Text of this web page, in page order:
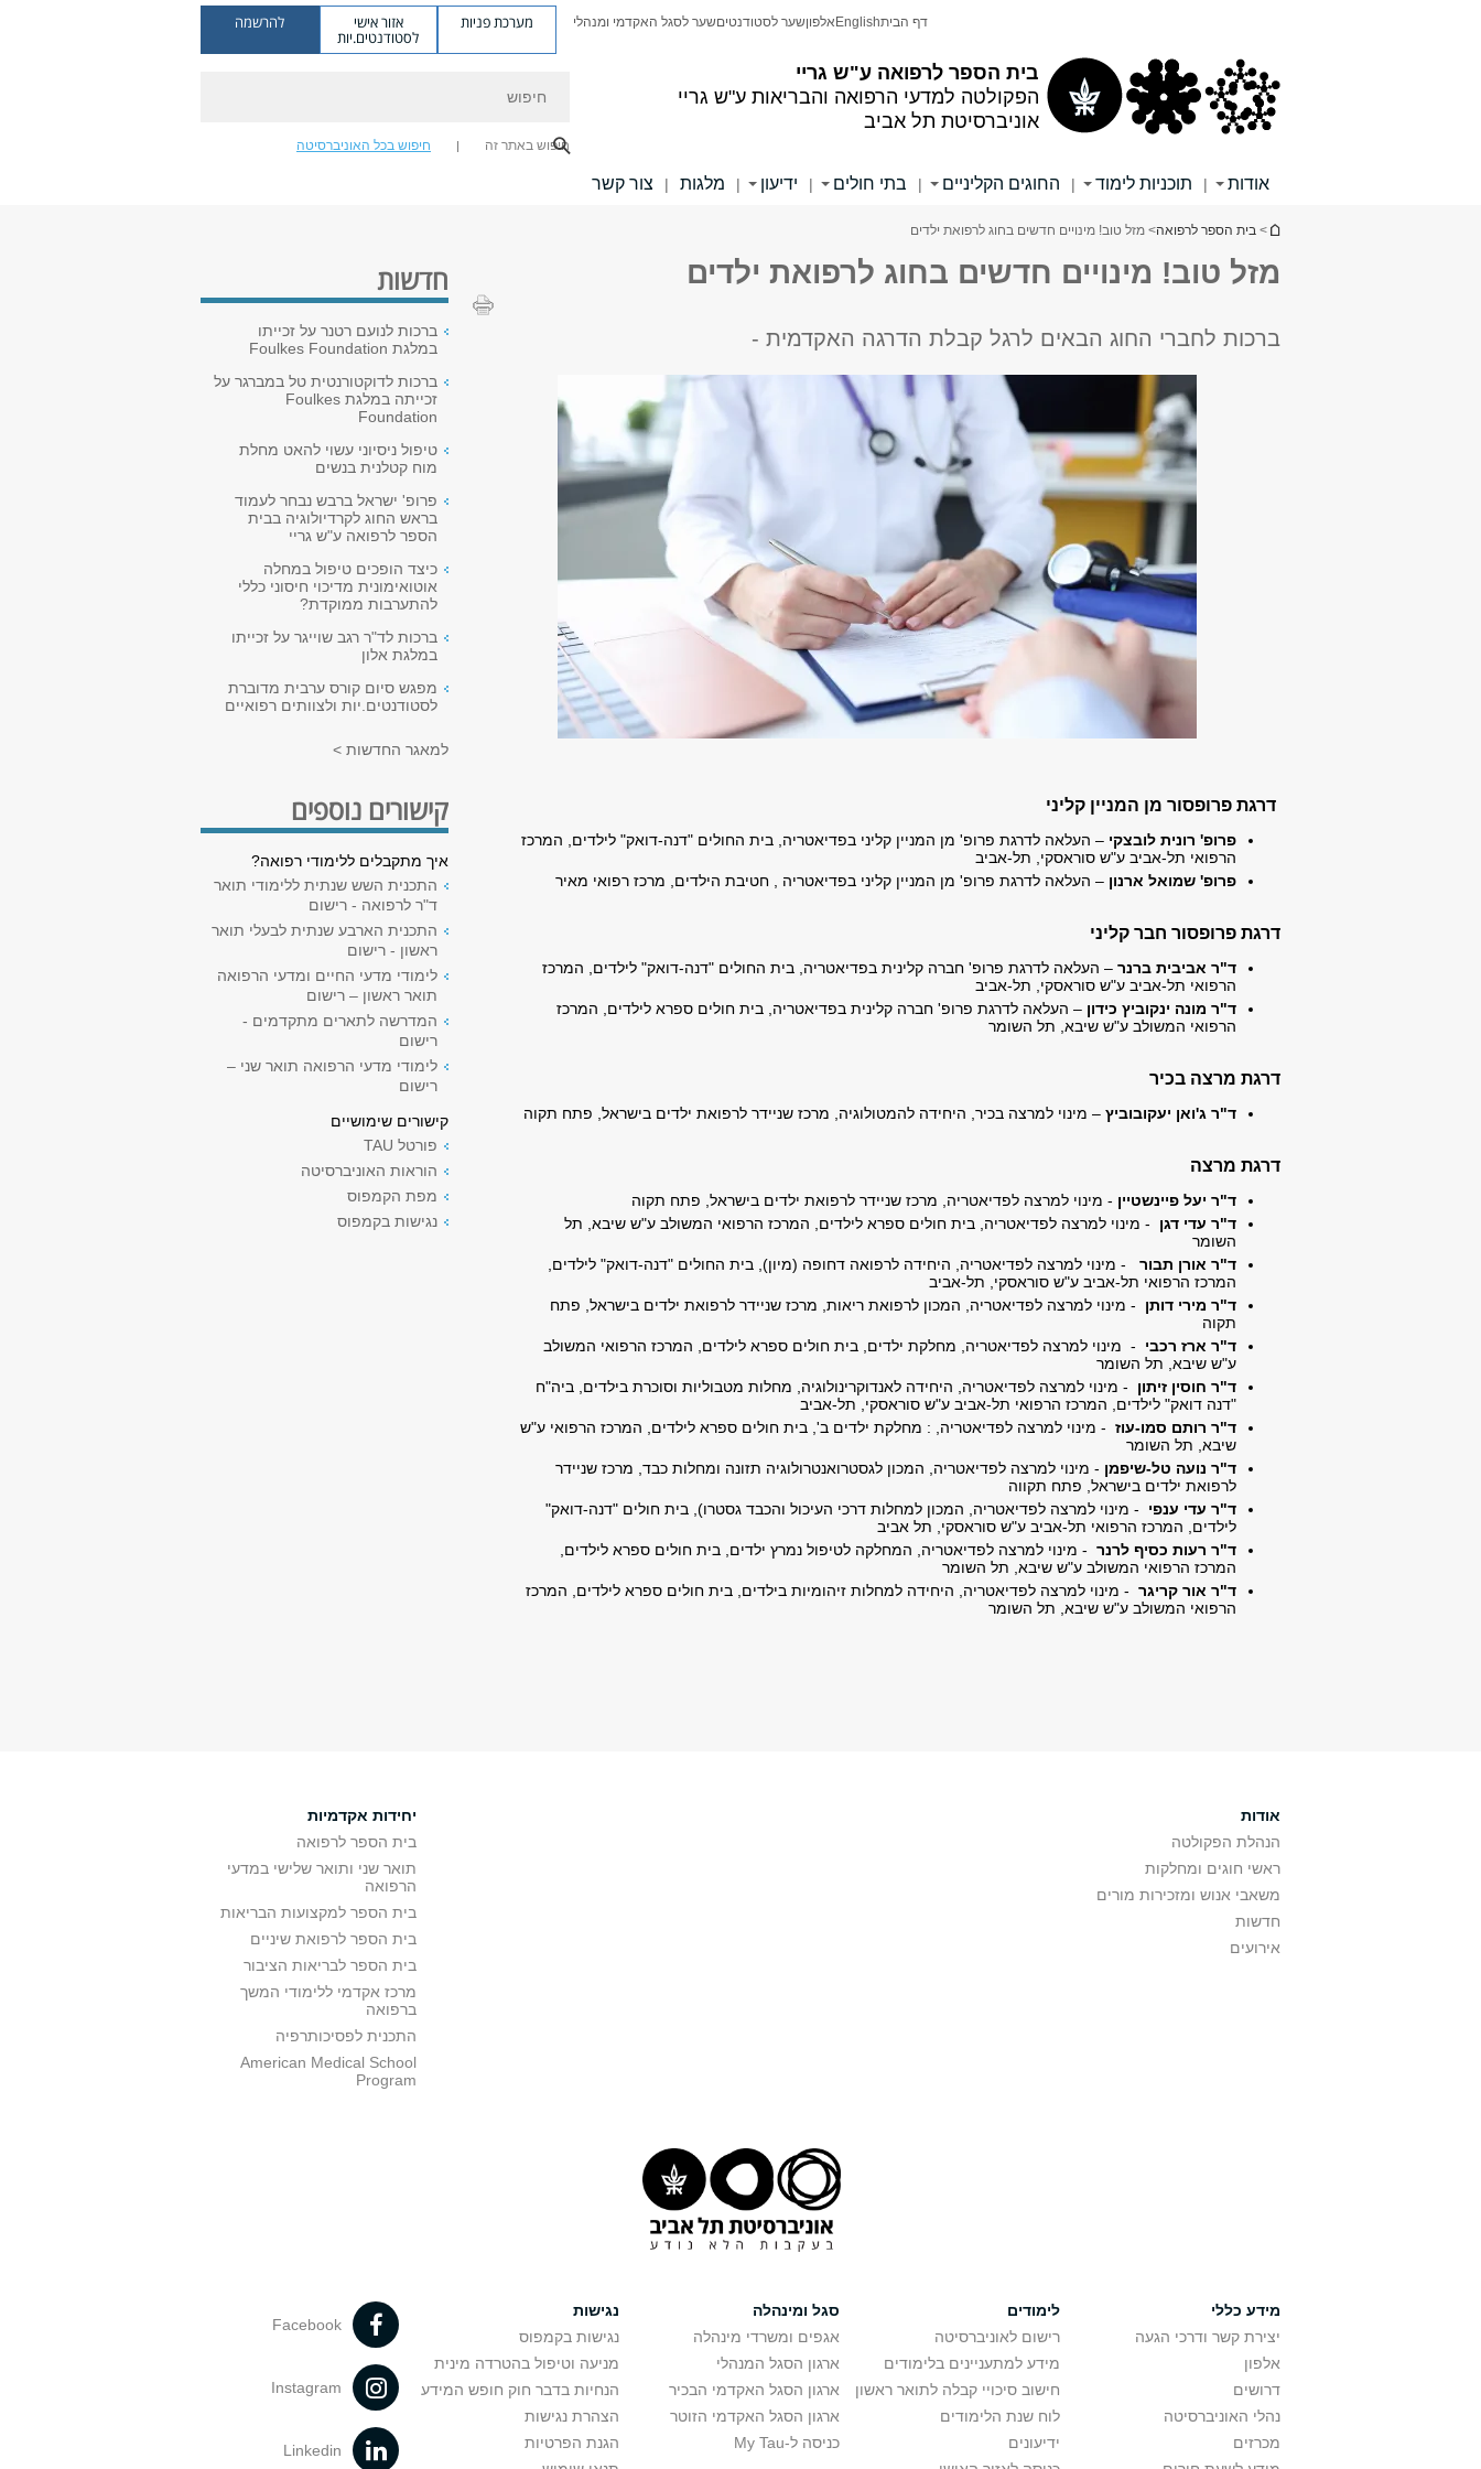
בית הספר לרפואה ע"ש גריי
הפקולטה למדעי הרפואה והבריאות ע"ש גריי
אוניברסיטת תל אביב
דף הביתEnglish אלפוןשער לסטודנטיםשער לסגל האקדמי ומנהלי מערכת פניות אזור אישי
לסטודנטים.יות
להרשמה
חיפוש באתר זה חיפוש בכל האוניברסיטה
אודות | תוכניות לימוד | החוגים הקליניים | בתי חולים | ידיעון | מלגות | צור קשר
הינך נמצא כאן
> בית הספר לרפואה> מזל טוב! מינויים חדשים בחוג לרפואת ילדים
מזל טוב! מינויים חדשים בחוג לרפואת ילדים
ברכות לחברי החוג הבאים לרגל קבלת הדרגה האקדמית -
דרגת פרופסור מן המניין קליני
פרופ' רונית לובצקי – העלאה לדרגת פרופ' מן המניין קליני בפדיאטריה, בית החולים "דנה-דואק" לילדים, המרכז
הרפואי תל-אביב ע"ש סוראסקי, תל-אביב
פרופ' שמואל ארנון – העלאה לדרגת פרופ' מן המניין קליני בפדיאטריה , חטיבת הילדים, מרכז רפואי מאיר
דרגת פרופסור חבר קליני
ד"ר אביבית ברנר – העלאה לדרגת פרופ' חברה קלינית בפדיאטריה, בית החולים "דנה-דואק" לילדים, המרכז
הרפואי תל-אביב ע"ש סוראסקי, תל-אביב
ד"ר מונה ינקוביץ כידון – העלאה לדרגת פרופ' חברה קלינית בפדיאטריה, בית חולים ספרא לילדים, המרכז
הרפואי המשולב ע"ש שיבא, תל השומר
דרגת מרצה בכיר
ד"ר ג'ואן יעקובוביץ – מינוי למרצה בכיר, היחידה להמטולוגיה, מרכז שניידר לרפואת ילדים בישראל, פתח תקוה
דרגת מרצה
ד"ר יעל פיינשטיין - מינוי למרצה לפדיאטריה, מרכז שניידר לרפואת ילדים בישראל, פתח תקוה
ד"ר עדי דגן - מינוי למרצה לפדיאטריה, בית חולים ספרא לילדים, המרכז הרפואי המשולב ע"ש שיבא, תל
השומר
ד"ר אורן תבור - מינוי למרצה לפדיאטריה, היחידה לרפואה דחופה (מיון), בית החולים "דנה-דואק" לילדים,
המרכז הרפואי תל-אביב ע"ש סוראסקי, תל-אביב
ד"ר מירי דותן - מינוי למרצה לפדיאטריה, המכון לרפואת ריאות, מרכז שניידר לרפואת ילדים בישראל, פתח
תקוה
ד"ר ארז רכבי - מינוי למרצה לפדיאטריה, מחלקת ילדים, בית חולים ספרא לילדים, המרכז הרפואי המשולב
ע"ש שיבא, תל השומר
ד"ר חוסין זיתון - מינוי למרצה לפדיאטריה, היחידה לאנדוקרינולוגיה, מחלות מטבוליות וסוכרת בילדים, ביה"ח
"דנה דואק" לילדים, המרכז הרפואי תל-אביב ע"ש סוראסקי, תל-אביב
ד"ר רותם סמו-עוז - מינוי למרצה לפדיאטריה, : מחלקת ילדים ב', בית חולים ספרא לילדים, המרכז הרפואי ע"ש
שיבא, תל השומר
ד"ר נועה טל-שיפמן - מינוי למרצה לפדיאטריה, המכון לגסטרואנטרולוגיה תזונה ומחלות כבד, מרכז שניידר
לרפואת ילדים בישראל, פתח תקווה
ד"ר עדי ענפי - מינוי למרצה לפדיאטריה, המכון למחלות דרכי העיכול והכבד גסטרו), בית חולים "דנה-דואק"
לילדים, המרכז הרפואי תל-אביב ע"ש סוראסקי, תל אביב
ד"ר רעות כסיף לרנר - מינוי למרצה לפדיאטריה, המחלקה לטיפול נמרץ ילדים, בית חולים ספרא לילדים,
המרכז הרפואי המשולב ע"ש שיבא, תל השומר
ד"ר אור קריגר - מינוי למרצה לפדיאטריה, היחידה למחלות זיהומיות בילדים, בית חולים ספרא לילדים, המרכז
הרפואי המשולב ע"ש שיבא, תל השומר
חדשות
ברכות לנועם רטנר על זכייתו
במלגת Foulkes Foundation
ברכות לדוקטורנטית טל במברגר על
זכייתה במלגת Foulkes
Foundation
טיפול ניסיוני עשוי להאט מחלת
מוח קטלנית בנשים
פרופ' ישראל ברבש נבחר לעמוד
בראש החוג לקרדיולוגיה בבית
הספר לרפואה ע"ש גריי
כיצד הופכים טיפול במחלה
אוטואימונית מדיכוי חיסוני כללי
להתערבות ממוקדת?
ברכות לד"ר רגב שוייגר על זכייתו
במלגת אלון
מפגש סיום קורס ערבית מדוברת
לסטודנטים.יות ולצוותים רפואיים
למאגר החדשות >
קישורים נוספים
איך מתקבלים ללימודי רפואה?
התכנית השש שנתית ללימודי תואר
ד"ר לרפואה - רישום
התכנית הארבע שנתית לבעלי תואר
ראשון - רישום
לימודי מדעי החיים ומדעי הרפואה
תואר ראשון – רישום
המדרשה לתארים מתקדמים -
רישום
לימודי מדעי הרפואה תואר שני –
רישום
קישורים שימושיים
פורטל TAU
הוראות האוניברסיטה
מפת הקמפוס
נגישות בקמפוס
אודות
הנהלת הפקולטה
ראשי חוגים ומחלקות
משאבי אנוש ומזכירות מורים
חדשות
אירועים
יחידות אקדמיות
בית הספר לרפואה
תואר שני ותואר שלישי במדעי
הרפואה
בית הספר למקצועות הבריאות
בית הספר לרפואת שיניים
בית הספר לבריאות הציבור
מרכז אקדמי ללימודי המשך
ברפואה
התכנית לפסיכותרפיה
American Medical School
Program
מידע כללי
יצירת קשר ודרכי הגעה
אלפון
דרושים
נהלי האוניברסיטה
מכרזים
לימודים
רישום לאוניברסיטה
מידע למתעניינים בלימודים
חישוב סיכויי קבלה לתואר ראשון
לוח שנת הלימודים
ידיעונים
סגל ומינהלה
אגפים ומשרדי מינהלה
ארגון הסגל המנהלי
ארגון הסגל האקדמי הבכיר
ארגון הסגל האקדמי הזוטר
כניסה ל-My Tau
נגישות
נגישות בקמפוס
מניעה וטיפול בהטרדה מינית
הנחיות בדבר חוק חופש המידע
הצהרת נגישות
הגנת הפרטיות
Facebook
Instagram
Linkedin